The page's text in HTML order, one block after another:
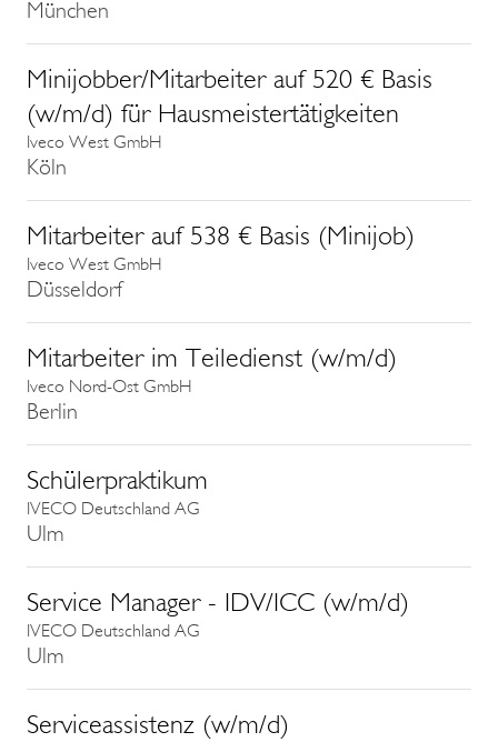
München
Minijobber/Mitarbeiter auf 520 € Basis
(w/m/d) für Hausmeistertätigkeiten
Iveco West GmbH
Köln
Mitarbeiter auf 538 € Basis (Minijob)
Iveco West GmbH
Düsseldorf
Mitarbeiter im Teiledienst (w/m/d)
Iveco Nord-Ost GmbH
Berlin
Schülerpraktikum
IVECO Deutschland AG
Ulm
Service Manager - IDV/ICC (w/m/d)
IVECO Deutschland AG
Ulm
Serviceassistenz (w/m/d)